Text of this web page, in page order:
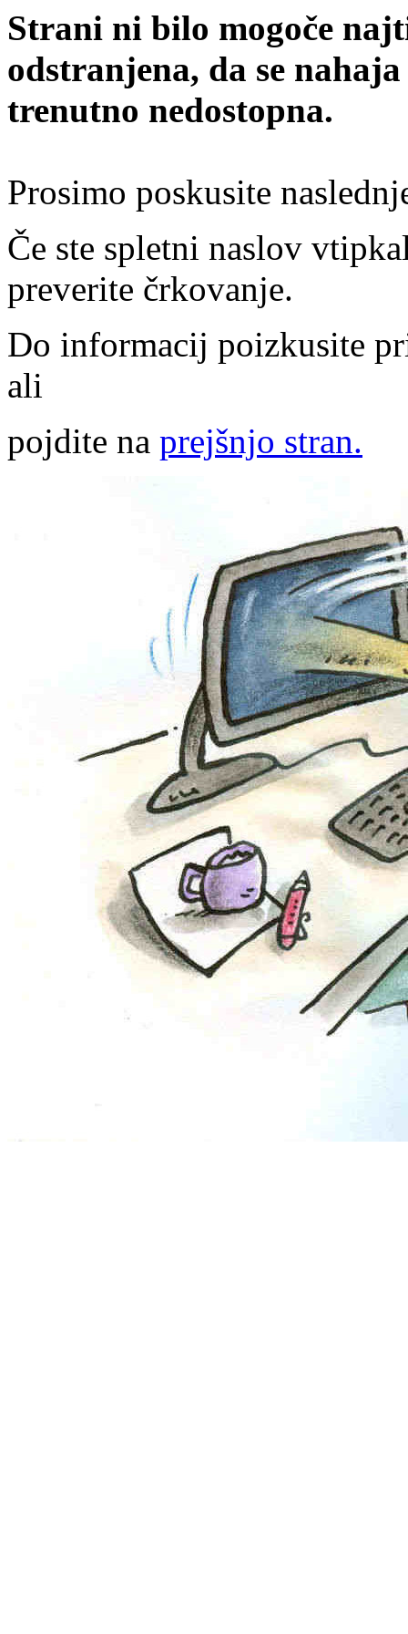
Strani ni bilo mogoče
odstranjena, da se
trenutno nedostopna.
Prosimo poskusite
Če ste spletni naslov
preverite črkovanje.
Do informacij poizkusite
ali
pojdite na prejšnjo stran.